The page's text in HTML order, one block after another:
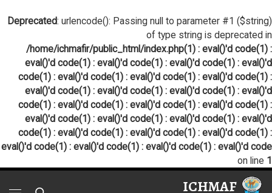
Deprecated: urlencode(): Passing null to parameter #1 ($string)
of type string is deprecated in
/home/ichmafir/public_html/index.php(1) : eval()'d code(1) :
eval()'d code(1) : eval()'d code(1) : eval()'d code(1) : eval()'d
code(1) : eval()'d code(1) : eval()'d code(1) : eval()'d code(1) :
eval()'d code(1) : eval()'d code(1) : eval()'d code(1) : eval()'d
code(1) : eval()'d code(1) : eval()'d code(1) : eval()'d code(1) :
eval()'d code(1) : eval()'d code(1) : eval()'d code(1) : eval()'d
code(1) : eval()'d code(1) : eval()'d code(1) : eval()'d code(1) :
eval()'d code(1) : eval()'d code(1) : eval()'d code(1) : eval()'d code
on line 1
پرش به محتوا
ICHMAF